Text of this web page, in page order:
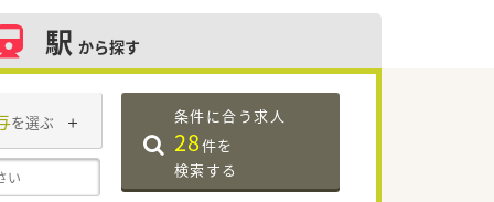
駅 から探す
を選ぶ 条件に合う求人
28件を
検索する